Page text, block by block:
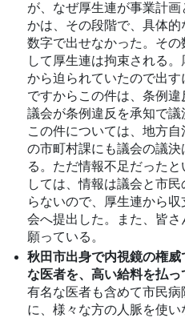
が、なぜ厚生連が事業計
かは、その段階で、具体
数字で出せなかった。そ
して厚生連は拘束される
から迫られていたので出す
ですからこの件は、条例
議会が条例違反を承知で議
この件については、地方
の市町村課にも議会の議
る。ただ情報不足だった
しては、情報は議会と市
らないので、厚生連から
会へ提出した。また、皆
願っている。
秋田市出身で内視鏡の権
な医者を、高い給料を払っ
有名な医者も含めて市民
に、様々な方の人脈を使